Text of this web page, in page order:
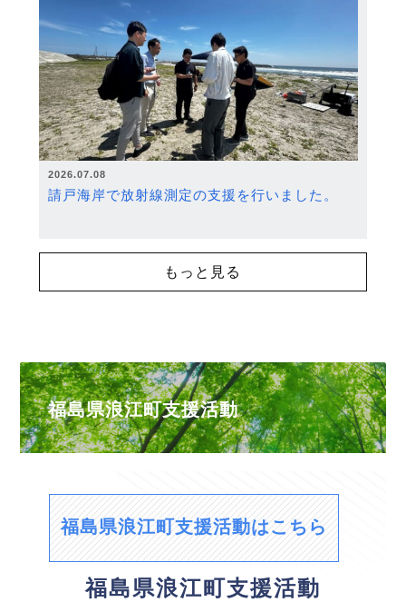
2026.07.08
請戸海岸で放射線測定の支援を行いました。
もっと見る
福島県浪江町支援活動
福島県浪江町支援活動はこちら
福島県浪江町支援活動